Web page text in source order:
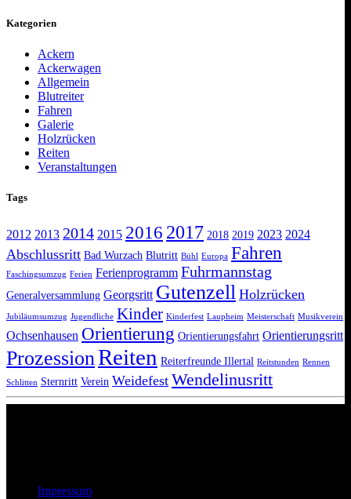
Kategorien
Ackern
Ackerwagen
Allgemein
Blutreiter
Fahren
Galerie
Holzrücken
Reiten
Veranstaltungen
Tags
2012 2013 2014 2015 2016 2017 2018 2019 2023 2024
Abschlussritt Bad Wurzach Blutritt Bühl Europa Fahren
Faschingsumzug Ferien Ferienprogramm Fuhrmannstag
Generalversammlung Georgsritt Gutenzell Holzrücken
Jubiläumsumzug Jugendliche Kinder Kinderfest Laupheim Meisterschaft Musikverein
Ochsenhausen Orientierung Orientierungsfahrt Orientierungsritt
ProzessionReiten Reiterfreunde Illertal Reitstunden Rennen
Schlitten Sternritt Verein Weidefest Wendelinusritt
Impressum